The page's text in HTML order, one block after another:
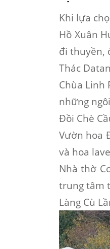
Khi lựa
Hồ Xuân
đi thuyền,
Thác
Chùa Linh
những
Đồi Chè
Vườn hoa
và hoa
Nhà thờ
trung tâm
Làng Cù